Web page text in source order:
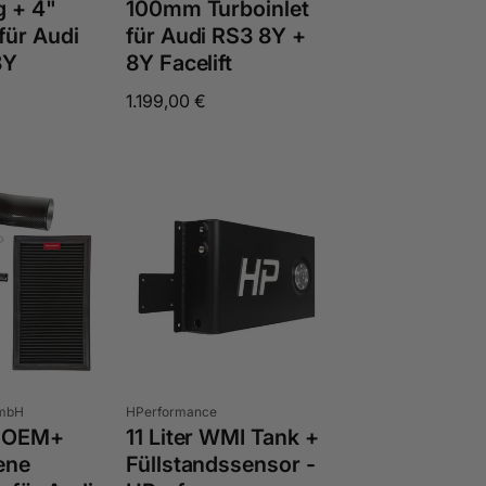
+ 4"
Audi
100mm Turboinlet
für Audi RS3 8Y +
8Y Facelift
Normaler
1.199,00 €
Anbieter:
HPerformance
11 Liter WMI Tank +
Füllstandssensor -